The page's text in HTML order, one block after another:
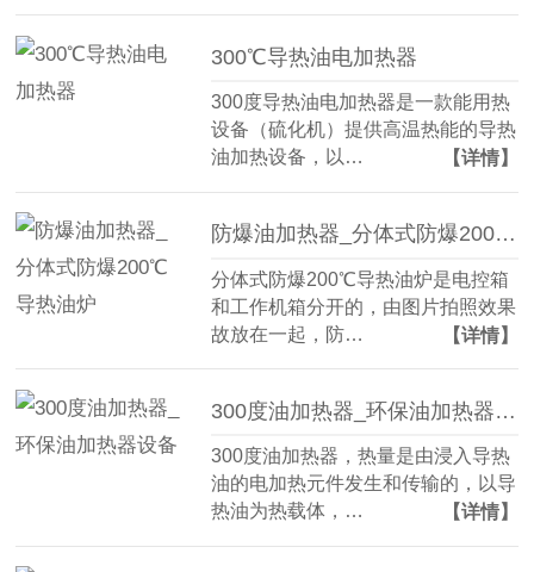
300℃导热油电加热器
300度导热油电加热器是一款能用热
设备（硫化机）提供高温热能的导热
油加热设备，以…
【详情】
防爆油加热器_分体式防爆200℃导热油炉
分体式防爆200℃导热油炉是电控箱
和工作机箱分开的，由图片拍照效果
故放在一起，防…
【详情】
300度油加热器_环保油加热器设备
300度油加热器，热量是由浸入导热
油的电加热元件发生和传输的，以导
热油为热载体，…
【详情】